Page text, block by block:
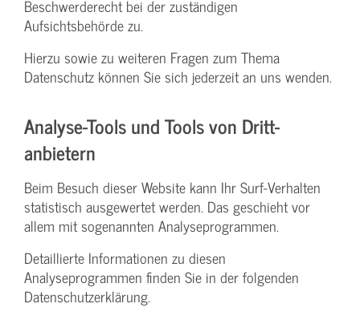
Beschwerderecht bei der zuständigen
Aufsichtsbehörde zu.
Hierzu sowie zu weiteren Fragen zum Thema
Datenschutz können Sie sich jederzeit an uns wenden.
Analyse-Tools und Tools von Dritt­
anbietern
Beim Besuch dieser Website kann Ihr Surf-Verhalten
statistisch ausgewertet werden. Das geschieht vor
allem mit sogenannten Analyseprogrammen.
Detaillierte Informationen zu diesen
Analyseprogrammen finden Sie in der folgenden
Datenschutzerklärung.